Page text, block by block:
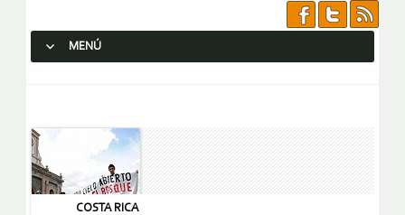
MENÚ
COSTA RICA